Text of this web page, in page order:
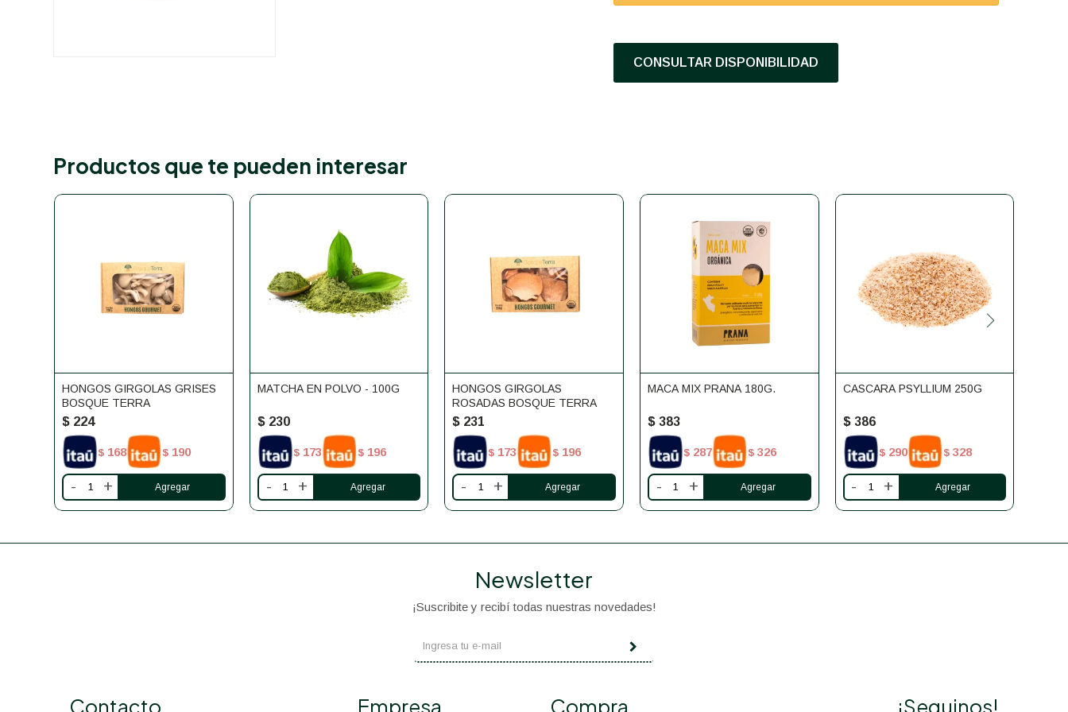
CONSULTAR DISPONIBILIDAD
Productos que te pueden interesar
HONGOS GIRGOLAS GRISES
BOSQUE TERRA
$ 224
$ 168 $ 190
- +
MATCHA EN POLVO - 100G
$ 230
$ 173 $ 196
- +
HONGOS GIRGOLAS
ROSADAS BOSQUE TERRA
$ 231
$ 173 $ 196
- +
MACA MIX PRANA 180G.
$ 383
$ 287 $ 326
- +
CASCARA PSYLLIUM 250G
$ 386
$ 290 $ 328
- +
Contacto Empresa Compra
Newsletter
¡Suscribite y recibí todas nuestras novedades!
¡Seguinos!